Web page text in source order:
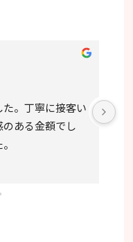
。丁寧に接客い
ある金額でし